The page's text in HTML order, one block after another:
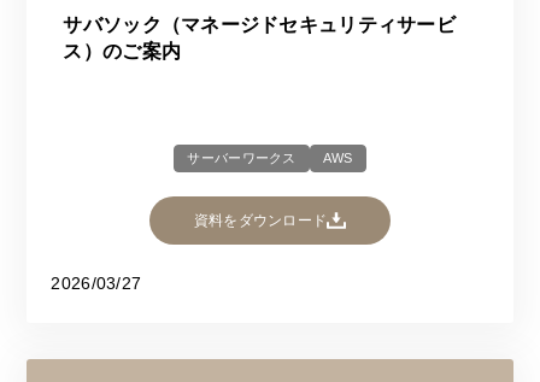
サバソック（マネージドセキュリティサービ
ス）のご案内
サーバーワークス AWS
資料をダウンロード
2026/03/27